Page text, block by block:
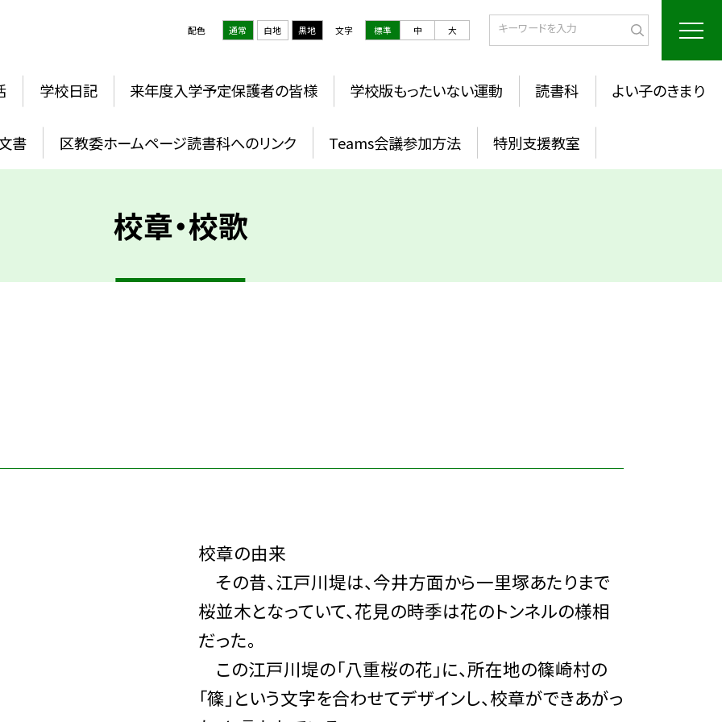
配色 通常 白地 黒地 文字 標準 中 大
学校日記 来年度入学予定保護者の皆様 学校版もったいない運動 読書科 よい子のきまり
書 区教委ホームページ読書科へのリンク Teams会議参加方法 特別支援教室
校章・校歌
校章の由来
その昔、江戸川堤は、今井方面から一里塚あたりまで
桜並木となっていて、花見の時季は花のトンネルの様相
だった。
この江戸川堤の「八重桜の花」に、所在地の篠崎村の
「篠」という文字を合わせてデザインし、校章ができあがっ